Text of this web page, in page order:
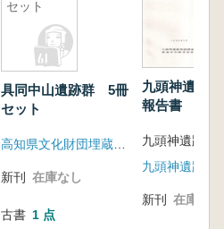
セット
具同中山遺跡群 5冊
セット
新刊 在庫なし
古書 1 点
九頭神遺跡
報告書
九頭神遺跡発
新刊 在庫なし